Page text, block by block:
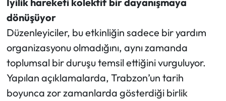
dönüşüyor
Düzenleyiciler, bu etkinliğin sadece bir yardım
organizasyonu olmadığını, aynı zamanda
toplumsal bir duruşu temsil ettiğini vurguluyor.
Yapılan açıklamalarda, Trabzon’un tarih
boyunca zor zamanlarda gösterdiği birlik